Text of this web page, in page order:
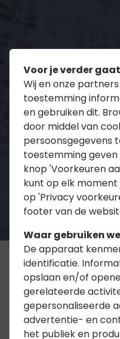
Waar
Voor je verder
Wij en onze
toestemming
en gebruiken dit.
door middel van
persoonsgegevens
toestemming
knop 'Voorkeuren
kunt op elk
op 'Privacy
footer van de
Waar gebruiken
De apparaat
identificatie.
opslaan en/of
gerelateerde
gepersonaliseerde
advertentie- en
het publiek en